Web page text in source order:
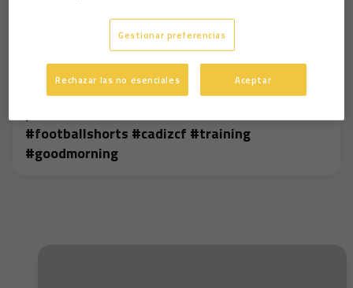
#footballshorts #cadizcf #training
#goodmorning
Gestionar preferencias
Rechazar las no esenciales Aceptar